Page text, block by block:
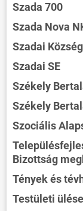
Szada 700
Szada Nova
Szadai
Szadai SE
Székely
Székely
Szociális
Bizottság
Tények és
Testületi